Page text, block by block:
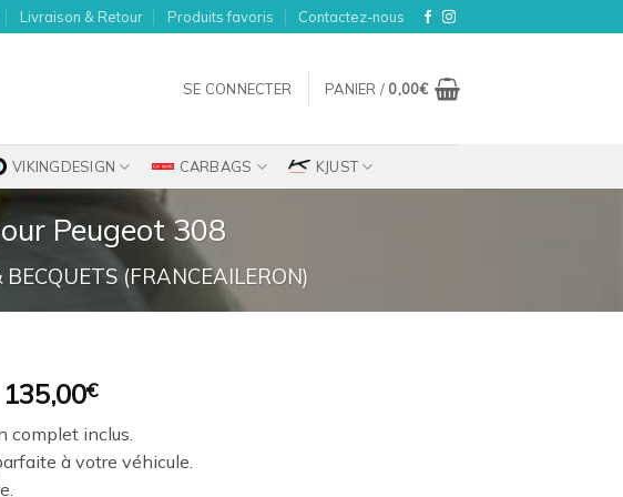
Livraison & Retour Produits favoris Contactez-nous
SE CONNECTER PANIER / 0,00€
VIKINGDESIGN CARBAGS KJUST
Peugeot 308
BECQUETS (FRANCEAILERON)
Le
initial
était :
135,00€Le
prix
actuel
est :
complet inclus.
à votre véhicule.